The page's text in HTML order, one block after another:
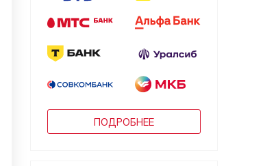
ПОДРОБНЕЕ